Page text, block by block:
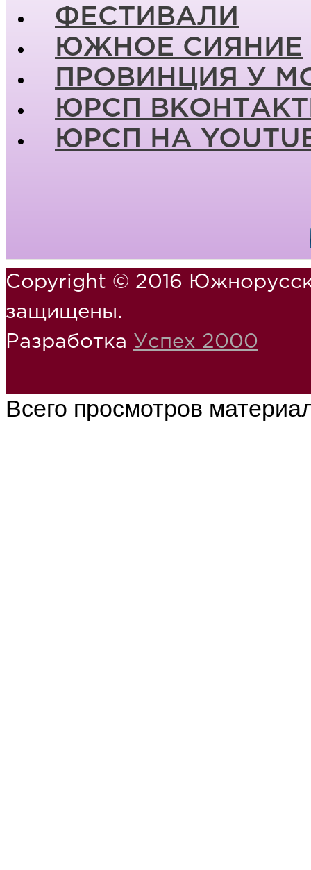
ФЕСТИВАЛИ
ЮЖНОЕ СИЯНИЕ
ПРОВИНЦИЯ У
ЮРСП
ЮРСП НА
Copyright © 2016
защищены.
Разработка Успех 2000
Всего просмотров